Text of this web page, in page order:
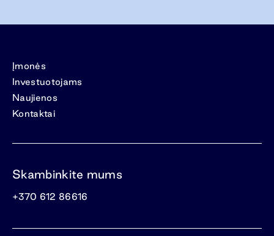
Įmonės
Investuotojams
Naujienos
Kontaktai
Skambinkite mums
+370 612 86616